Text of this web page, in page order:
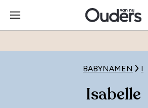
BABYNAMEN I
Isabelle